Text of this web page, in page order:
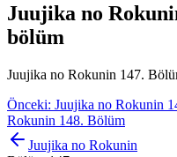
Juujika no
bölüm
Juujika no Rokunin 147.
Önceki: Juujika no Rokunin
Rokunin 148. Bölüm
Juujika no Rokunin